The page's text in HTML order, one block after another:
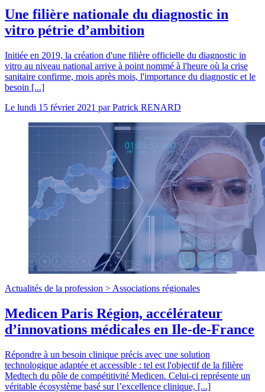
Une filière nationale du diagnostic in
vitro pétrie d’ambition
Initiée en 2019, la création d'une filière officielle du diagnostic in
vitro au niveau national arrive à point nommé à l'heure où la crise
sanitaire confirme, mois après mois, l'importance du diagnostic et le
besoin [...]
Le lundi 15 février 2021 parPatrick RENARD
Actualités de la profession > Associations régionales
Medicen Paris Région, accélérateur
d’innovations médicales en Ile-de-France
Répondre à un besoin clinique précis avec une solution
technologique adaptée et accessible : tel est l'objectif de la filière
Medtech du pôle de compétitivité Medicen. Celui-ci représente un
véritable écosystème basé sur l’excellence clinique, [...]